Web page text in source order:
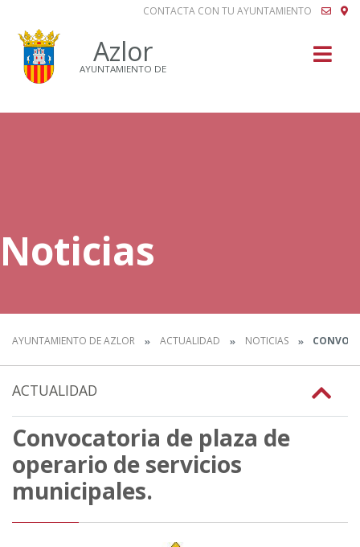
CONTACTA CON TU AYUNTAMIENTO
Azlor
AYUNTAMIENTO DE
Noticias
AYUNTAMIENTO DE AZLOR ACTUALIDAD NOTICIAS
ACTUALIDAD
Convocatoria de plaza de
operario de servicios
municipales.